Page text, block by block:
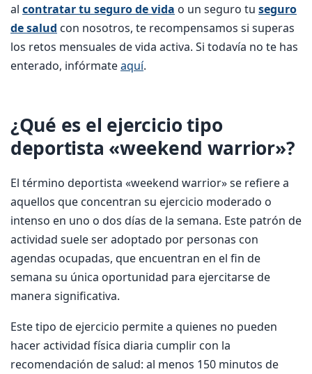
al contratar tu seguro de vida o un seguro tu seguro
de salud con nosotros, te recompensamos si superas
los retos mensuales de vida activa. Si todavía no te has
enterado, infórmateaquí.
¿Qué es el ejercicio tipo
deportista «weekend warrior»?
El término deportista «weekend warrior» se refiere a
aquellos que concentran su ejercicio moderado o
intenso en uno o dos días de la semana. Este patrón de
actividad suele ser adoptado por personas con
agendas ocupadas, que encuentran en el fin de
semana su única oportunidad para ejercitarse de
manera significativa.
Este tipo de ejercicio permite a quienes no pueden
hacer actividad física diaria cumplir con la
recomendación de salud: al menos 150 minutos de